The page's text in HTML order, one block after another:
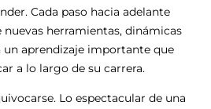
Cada paso hacia adelante
herramientas, dinámicas
un aprendizaje importante que
a lo largo de su carrera.
Lo espectacular de una